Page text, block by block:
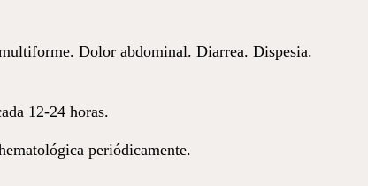
Dolor abdominal. Diarrea. Dispesia.
12-24 horas.
periódicamente.